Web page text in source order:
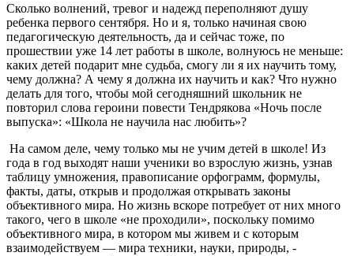
Сколько волнений, тревог и надежд переполняют душу
ребенка первого сентября. Но и я, только начиная свою
педагогическую деятельность, да и сейчас тоже, по
прошествии уже 14 лет работы в школе, волнуюсь не меньше:
каких детей подарит мне судьба, смогу ли я их научить тому,
чему должна? А чему я должна их научить и как? Что нужно
делать для того, чтобы мой сегодняшний школьник не
повторил слова героини повести Тендрякова «Ночь после
выпуска»: «Школа не научила нас любить»?
На самом деле, чему только мы не учим детей в школе! Из
года в год выходят наши ученики во взрослую жизнь, узнав
таблицу умножения, правописание орфограмм, формулы,
факты, даты, открыв и продолжая открывать законы
объективного мира. Но жизнь вскоре потребует от них много
такого, чего в школе «не проходили», поскольку помимо
объективного мира, в котором мы живем и с которым
взаимодействуем — мира техники, науки, природы, -